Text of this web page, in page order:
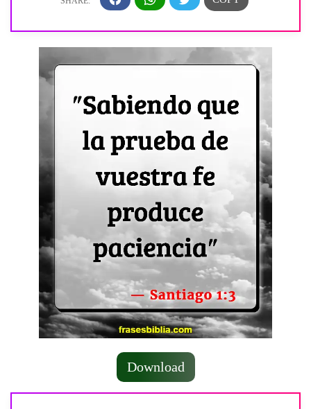
Download